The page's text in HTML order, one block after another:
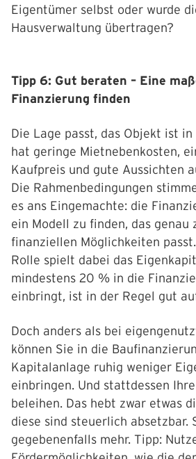
Eigentümer selbst oder wurde
Hausverwaltung übertragen?
Tipp 6: Gut beraten – Eine
Finanzierung finden
Die Lage passt, das Objekt ist
hat geringe Mietnebenkosten,
Kaufpreis und gute Aussichten
Die Rahmenbedingungen
es ans Eingemachte: die
ein Modell zu finden, das genau
finanziellen Möglichkeiten
Rolle spielt dabei das
mindestens 20 % in die
einbringt, ist in der Regel gut
Doch anders als bei
können Sie in die
Kapitalanlage ruhig weniger
einbringen. Und stattdessen
beleihen. Das hebt zwar etwas
diese sind steuerlich absetzbar.
gegebenenfalls mehr. Tipp: